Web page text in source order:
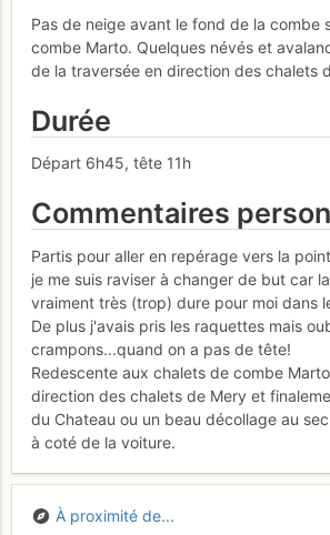
Pas de neige avant le fond de la combe
combe Marto. Quelques névés et
de la traversée en direction des chalets
Durée
Départ 6h45, tête 11h
Commentaires
Partis pour aller en repérage vers la
je me suis raviser à changer de but car
vraiment très (trop) dure pour moi dans
De plus j'avais pris les raquettes mais
crampons...quand on a pas de tête!
Redescente aux chalets de combe
direction des chalets de Mery et
du Chateau ou un beau décollage au
à coté de la voiture.
À proximité de...